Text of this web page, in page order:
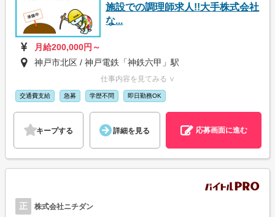
施設での調理師求人!!大手株式会社
な...
月給200,000円～
神戸市北区 / 神戸電鉄「神鉄六甲」駅
仕事内容を見てみる ∨
交通費支給 急募 学歴不問 即日勤務OK
キープする 詳細を見る 応募画面に進む
正 株式会社ニチダン